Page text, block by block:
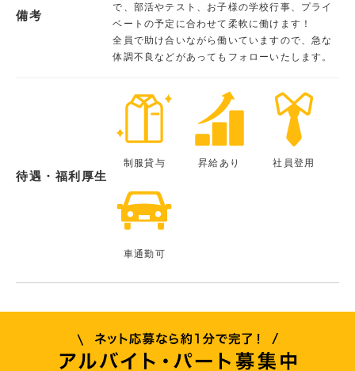
備考
で、部活やテスト、お子様の学校行事、プライ
ベートの予定に合わせて柔軟に働けます！
全員で助け合いながら働いていますので、急な
体調不良などがあってもフォローいたします。
待遇・福利厚生
制服貸与 昇給あり 社員登用
車通勤可